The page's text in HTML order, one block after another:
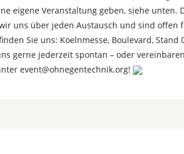
eigene Veranstaltung geben, siehe unten.
uns über jeden Austausch und sind offen
Sie uns: Koelnmesse, Boulevard, Stand
gerne jederzeit spontan – oder
event@ohnegentechnik.org!